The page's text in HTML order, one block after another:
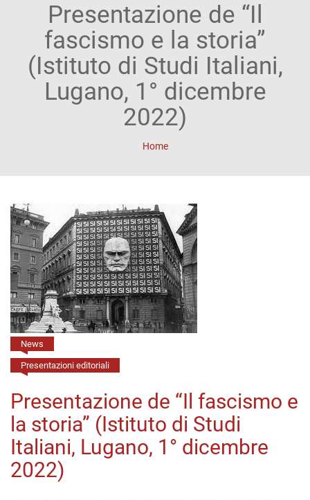
Scienze
Incipit
Archetipi
Annali
di
Lettere
Annali
di
Scienze
access
ACCOUNT
Presentazione de “Il
fascismo e la storia”
(Istituto di Studi Italiani,
Lugano, 1° dicembre
2022)
Home
News
Presentazioni editoriali
Presentazione de “Il fascismo e
la storia” (Istituto di Studi
Italiani, Lugano, 1° dicembre
2022)